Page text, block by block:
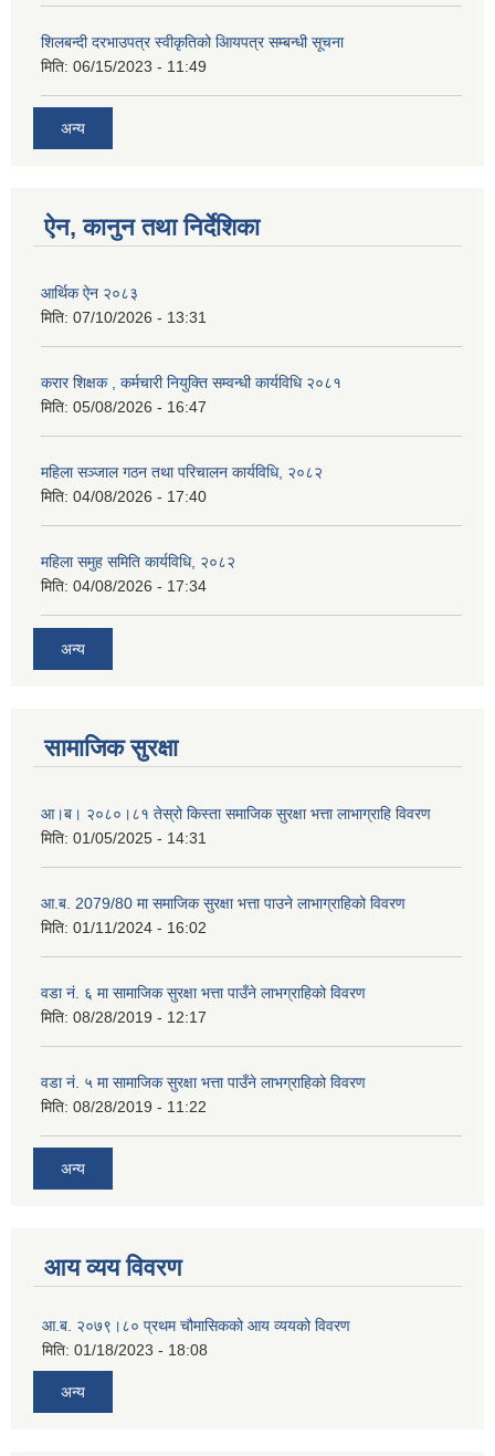
शिलबन्दी दरभाउपत्र स्वीकृतिको आियपत्र सम्बन्धी सूचना
मिति: 06/15/2023 - 11:49
अन्य
ऐन, कानुन तथा निर्देशिका
आर्थिक ऐन २०८३
मिति: 07/10/2026 - 13:31
करार शिक्षक , कर्मचारी नियुक्ति सम्वन्धी कार्यविधि २०८१
मिति: 05/08/2026 - 16:47
महिला सञ्जाल गठन तथा परिचालन कार्यविधि, २०८२
मिति: 04/08/2026 - 17:40
महिला समुह समिति कार्यविधि, २०८२
मिति: 04/08/2026 - 17:34
अन्य
सामाजिक सुरक्षा
आ।ब। २०८०।८१ तेस्रो किस्ता समाजिक सुरक्षा भत्ता लाभाग्राहि विवरण
मिति: 01/05/2025 - 14:31
आ.ब. 2079/80 मा समाजिक सुरक्षा भत्ता पाउने लाभाग्राहिको विवरण
मिति: 01/11/2024 - 16:02
वडा नं. ६ मा सामाजिक सुरक्षा भत्ता पाउँने लाभग्राहिको विवरण
मिति: 08/28/2019 - 12:17
वडा नं. ५ मा सामाजिक सुरक्षा भत्ता पाउँने लाभग्राहिको विवरण
मिति: 08/28/2019 - 11:22
अन्य
आय व्यय विवरण
आ.ब. २०७९।८० प्रथम चौमासिकको आय व्ययको विवरण
मिति: 01/18/2023 - 18:08
अन्य